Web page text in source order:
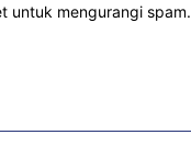
untuk mengurangi spam.